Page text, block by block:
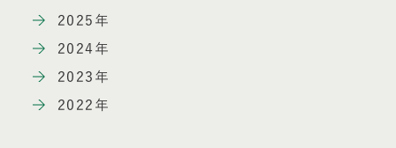
2025年
2024年
2023年
2022年